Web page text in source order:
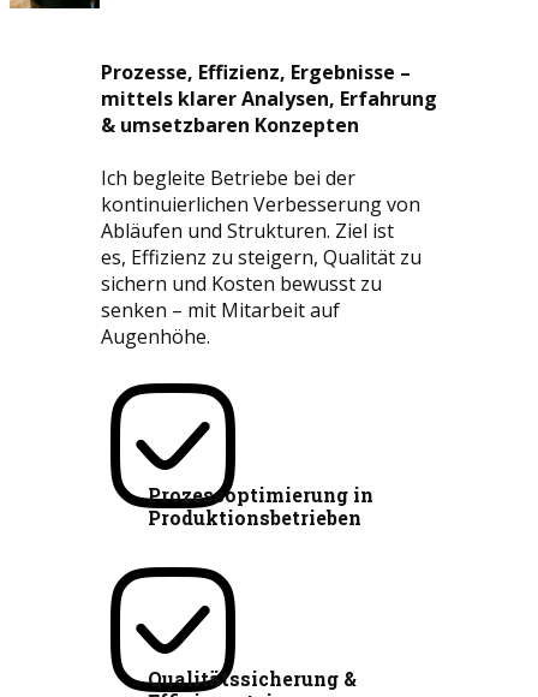
Prozesse, Effizienz, Ergebnisse –
mittels klarer Analysen, Erfahrung
& umsetzbaren Konzepten
Ich begleite Betriebe bei der
kontinuierlichen Verbesserung von
Abläufen und Strukturen. Ziel ist
es, Effizienz zu steigern, Qualität zu
sichern und Kosten bewusst zu
senken – mit Mitarbeit auf
Augenhöhe.
Prozessoptimierung in
Produktionsbetrieben
Qualitätssicherung &